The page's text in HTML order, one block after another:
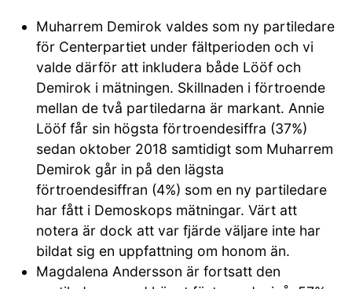
Muharrem Demirok valdes som ny partiledare
för Centerpartiet under fältperioden och vi
valde därför att inkludera både Lööf och
Demirok i mätningen. Skillnaden i förtroende
mellan de två partiledarna är markant. Annie
Lööf får sin högsta förtroendesiffra (37%)
sedan oktober 2018 samtidigt som Muharrem
Demirok går in på den lägsta
förtroendesiffran (4%) som en ny partiledare
har fått i Demoskops mätningar. Värt att
notera är dock att var fjärde väljare inte har
bildat sig en uppfattning om honom än.
Magdalena Andersson är fortsatt den